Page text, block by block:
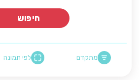
חיפוש
מתקדם לפי תמונה